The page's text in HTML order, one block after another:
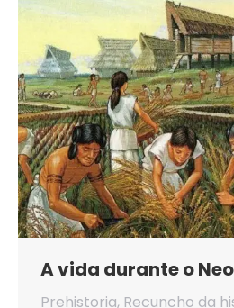
A vida durante o
Prehistoria, Recuncho da